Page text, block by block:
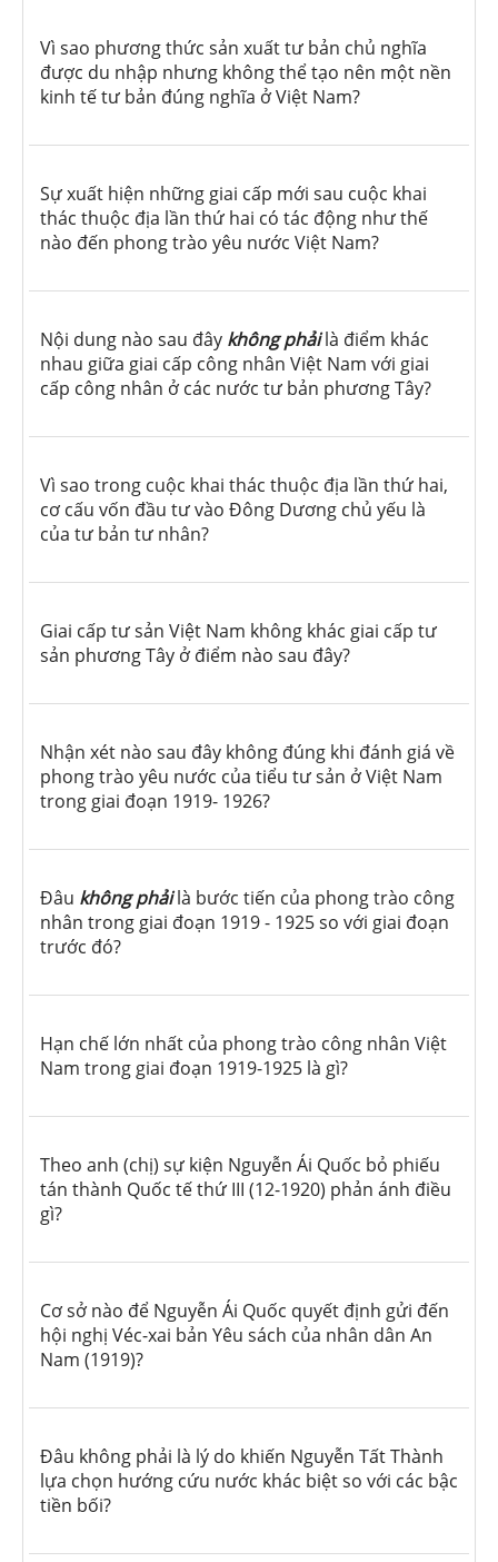
Vì sao phương thức sản xuất tư bản chủ nghĩa
được du nhập nhưng không thể tạo nên một nền
kinh tế tư bản đúng nghĩa ở Việt Nam?
Sự xuất hiện những giai cấp mới sau cuộc khai
thác thuộc địa lần thứ hai có tác động như thế
nào đến phong trào yêu nước Việt Nam?
Nội dung nào sau đây không phảilà điểm khác
nhau giữa giai cấp công nhân Việt Nam với giai
cấp công nhân ở các nước tư bản phương Tây?
Vì sao trong cuộc khai thác thuộc địa lần thứ hai,
cơ cấu vốn đầu tư vào Đông Dương chủ yếu là
của tư bản tư nhân?
Giai cấp tư sản Việt Nam không khác giai cấp tư
sản phương Tây ở điểm nào sau đây?
Nhận xét nào sau đây không đúng khi đánh giá về
phong trào yêu nước của tiểu tư sản ở Việt Nam
trong giai đoạn 1919- 1926?
Đâu không phải là bước tiến của phong trào công
nhân trong giai đoạn 1919 - 1925 so với giai đoạn
trước đó?
Hạn chế lớn nhất của phong trào công nhân Việt
Nam trong giai đoạn 1919-1925 là gì?
Theo anh (chị) sự kiện Nguyễn Ái Quốc bỏ phiếu
tán thành Quốc tế thứ III (12-1920) phản ánh điều
gì?
Cơ sở nào để Nguyễn Ái Quốc quyết định gửi đến
hội nghị Véc-xai bản Yêu sách của nhân dân An
Nam (1919)?
Đâu không phải là lý do khiến Nguyễn Tất Thành
lựa chọn hướng cứu nước khác biệt so với các bậc
tiền bối?